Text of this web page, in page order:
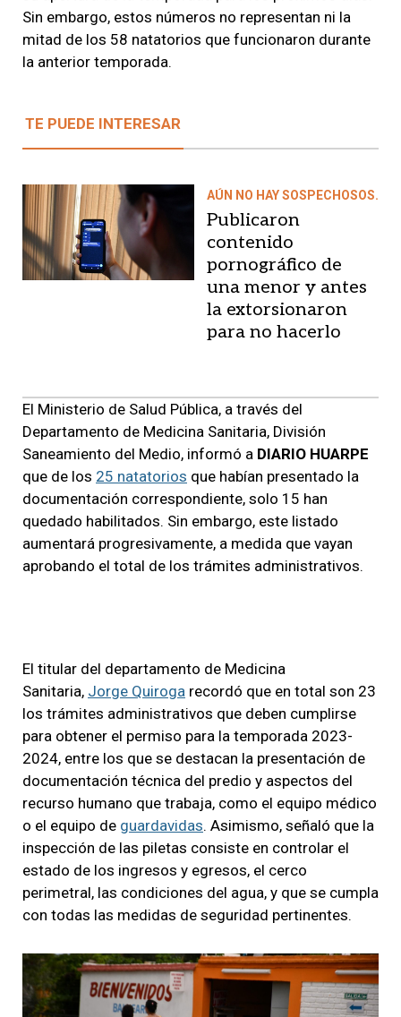
Sin embargo, estos números no representan ni la
mitad de los 58 natatorios que funcionaron durante
la anterior temporada.
TE PUEDE INTERESAR
AÚN NO HAY SOSPECHOSOS.
Publicaron
contenido
pornográfico de
una menor y antes
la extorsionaron
para no hacerlo
El Ministerio de Salud Pública, a través del
Departamento de Medicina Sanitaria, División
Saneamiento del Medio, informó a DIARIO HUARPE
que de los 25 natatorios que habían presentado la
documentación correspondiente, solo 15 han
quedado habilitados. Sin embargo, este listado
aumentará progresivamente, a medida que vayan
aprobando el total de los trámites administrativos.
El titular del departamento de Medicina
Sanitaria, Jorge Quiroga recordó que en total son 23
los trámites administrativos que deben cumplirse
para obtener el permiso para la temporada 2023-
2024, entre los que se destacan la presentación de
documentación técnica del predio y aspectos del
recurso humano que trabaja, como el equipo médico
o el equipo de guardavidas. Asimismo, señaló que la
inspección de las piletas consiste en controlar el
estado de los ingresos y egresos, el cerco
perimetral, las condiciones del agua, y que se cumpla
con todas las medidas de seguridad pertinentes.